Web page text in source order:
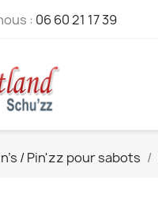
: 06 60 21 17 39
/ Pin'zz pour sabots